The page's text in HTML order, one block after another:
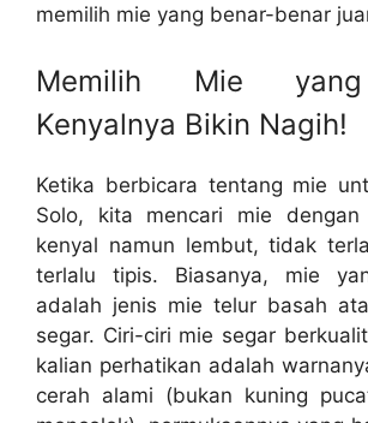
memilih mie yang benar-benar
Memilih Mie
Kenyalnya Bikin Nagih!
Ketika berbicara tentang mie
Solo, kita mencari mie
kenyal namun lembut, tidak
terlalu tipis. Biasanya, mie
adalah jenis mie telur basah
segar. Ciri-ciri mie segar
kalian perhatikan adalah
cerah alami (bukan kuning